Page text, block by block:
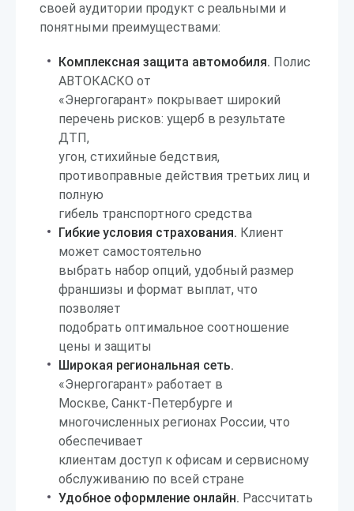
своей аудитории продукт с реальными и
понятными преимуществами:
Комплексная защита автомобиля. Полис
АВТОКАСКО от
«Энергогарант» покрывает широкий
перечень рисков: ущерб в результате
ДТП,
угон, стихийные бедствия,
противоправные действия третьих лиц и
полную
гибель транспортного средства
Гибкие условия страхования. Клиент
может самостоятельно
выбрать набор опций, удобный размер
франшизы и формат выплат, что
позволяет
подобрать оптимальное соотношение
цены и защиты
Широкая региональная сеть.
«Энергогарант» работает в
Москве, Санкт-Петербурге и
многочисленных регионах России, что
обеспечивает
клиентам доступ к офисам и сервисному
обслуживанию по всей стране
Удобное оформление онлайн. Рассчитать